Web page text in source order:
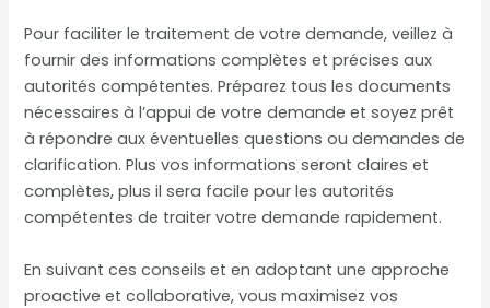
Pour faciliter le traitement de votre demande, veillez à
fournir des informations complètes et précises aux
autorités compétentes. Préparez tous les documents
nécessaires à l’appui de votre demande et soyez prêt
à répondre aux éventuelles questions ou demandes de
clarification. Plus vos informations seront claires et
complètes, plus il sera facile pour les autorités
compétentes de traiter votre demande rapidement.
En suivant ces conseils et en adoptant une approche
proactive et collaborative, vous maximisez vos